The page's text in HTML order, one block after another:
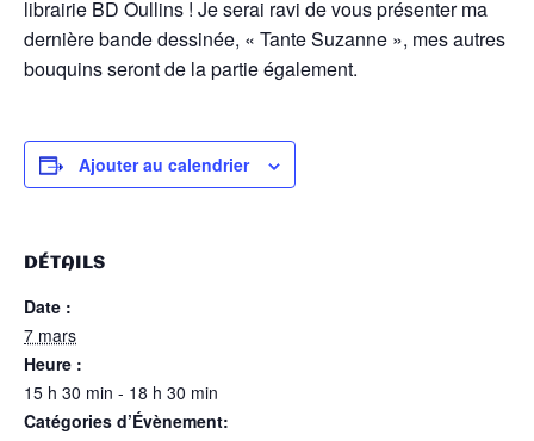
librairie BD Oullins ! Je serai ravi de vous présenter ma
dernière bande dessinée, « Tante Suzanne », mes autres
bouquins seront de la partie également.
Ajouter au calendrier
DÉTAILS
Date :
7 mars
Heure :
15 h 30 min - 18 h 30 min
Catégories d’Évènement: